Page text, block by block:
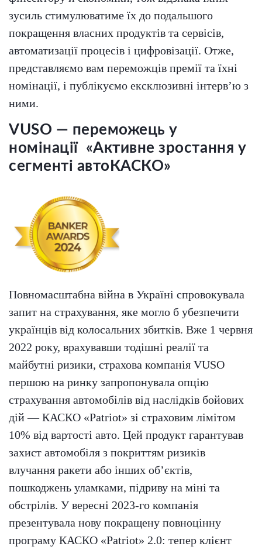
зусиль стимулюватиме їх до подальшого
покращення власних продуктів та сервісів,
автоматизації процесів і цифровізації. Отже,
представляємо вам переможців премії та їхні
номінації, і публікуємо ексклюзивні інтервʼю з
ними.
VUSО — переможець у
номінації «Активне зростання у
сегменті автоКАСКО»
Повномасштабна війна в Україні спровокувала
запит на страхування, яке могло б убезпечити
українців від колосальних збитків. Вже 1 червня
2022 року, врахувавши тодішні реалії та
майбутні ризики, страхова компанія VUSO
першою на ринку запропонувала опцію
страхування автомобілів від наслідків бойових
дій — КАСКО «Patriot» зі страховим лімітом
10% від вартості авто. Цей продукт гарантував
захист автомобіля з покриттям ризиків
влучання ракети або інших об’єктів,
пошкоджень уламками, підриву на міні та
обстрілів. У вересні 2023-го компанія
презентувала нову покращену повноцінну
програму КАСКО «Patriot» 2.0: тепер клієнт